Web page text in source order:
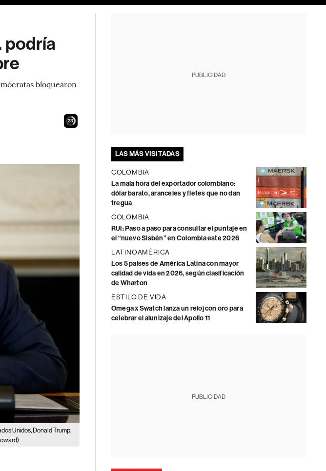
podría
bloquearon
22
Unidos, Donald Trump,
PUBLICIDAD
LAS MÁS VISITADAS
COLOMBIA
La mala hora del exportador colombiano:
dólar barato, aranceles y fletes que no dan
tregua
COLOMBIA
RUI: Paso a paso para consultar el puntaje en
el “nuevo Sisbén” en Colombia este 2026
LATINOAMÉRICA
Los 5 países de América Latina con mayor
calidad de vida en 2026, según clasificación
de Wharton
ESTILO DE VIDA
Omega x Swatch lanza un reloj con oro para
celebrar el alunizaje del Apollo 11
PUBLICIDAD